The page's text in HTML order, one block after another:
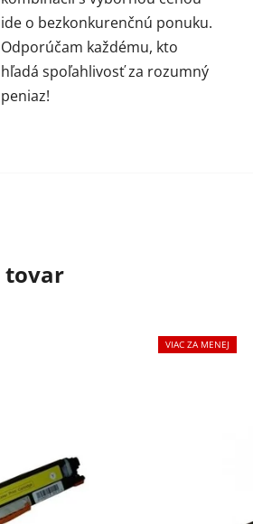
ide o bezkonkurenčnú ponuku.
Odporúčam každému, kto
hľadá spoľahlivosť za rozumný
peniaz!
tovar
VIAC ZA MENEJ